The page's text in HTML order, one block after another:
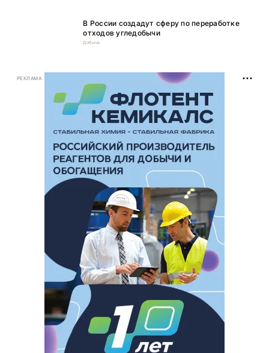
В России создадут сферу по переработке
отходов угледобычи
Добыча
РЕКЛАМА